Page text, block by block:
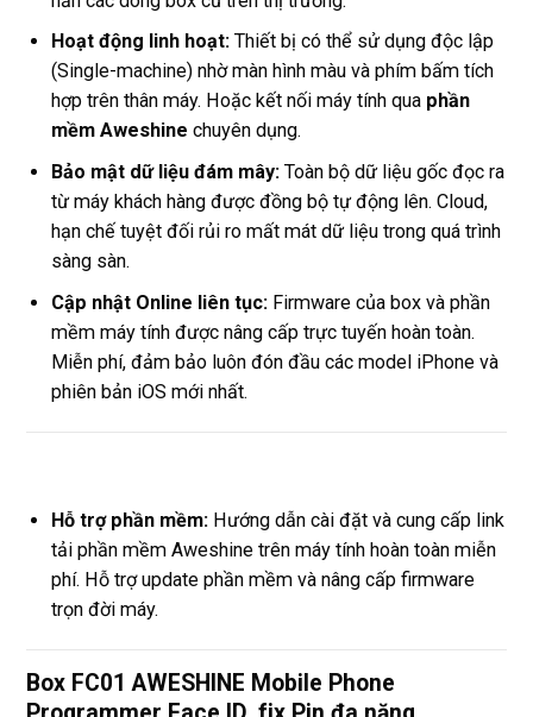
Hoạt động linh hoạt: Thiết bị có thể sử dụng độc lập
(Single-machine) nhờ màn hình màu và phím bấm tích
hợp trên thân máy. Hoặc kết nối máy tính qua phần
mềm Aweshine chuyên dụng.
Bảo mật dữ liệu đám mây: Toàn bộ dữ liệu gốc đọc ra
từ máy khách hàng được đồng bộ tự động lên. Cloud,
hạn chế tuyệt đối rủi ro mất mát dữ liệu trong quá trình
sàng sàn.
Cập nhật Online liên tục: Firmware của box và phần
mềm máy tính được nâng cấp trực tuyến hoàn toàn.
Miễn phí, đảm bảo luôn đón đầu các model iPhone và
phiên bản iOS mới nhất.
Hỗ trợ phần mềm: Hướng dẫn cài đặt và cung cấp link
tải phần mềm Aweshine trên máy tính hoàn toàn miễn
phí. Hỗ trợ update phần mềm và nâng cấp firmware
trọn đời máy.
Box FC01 AWESHINE Mobile Phone